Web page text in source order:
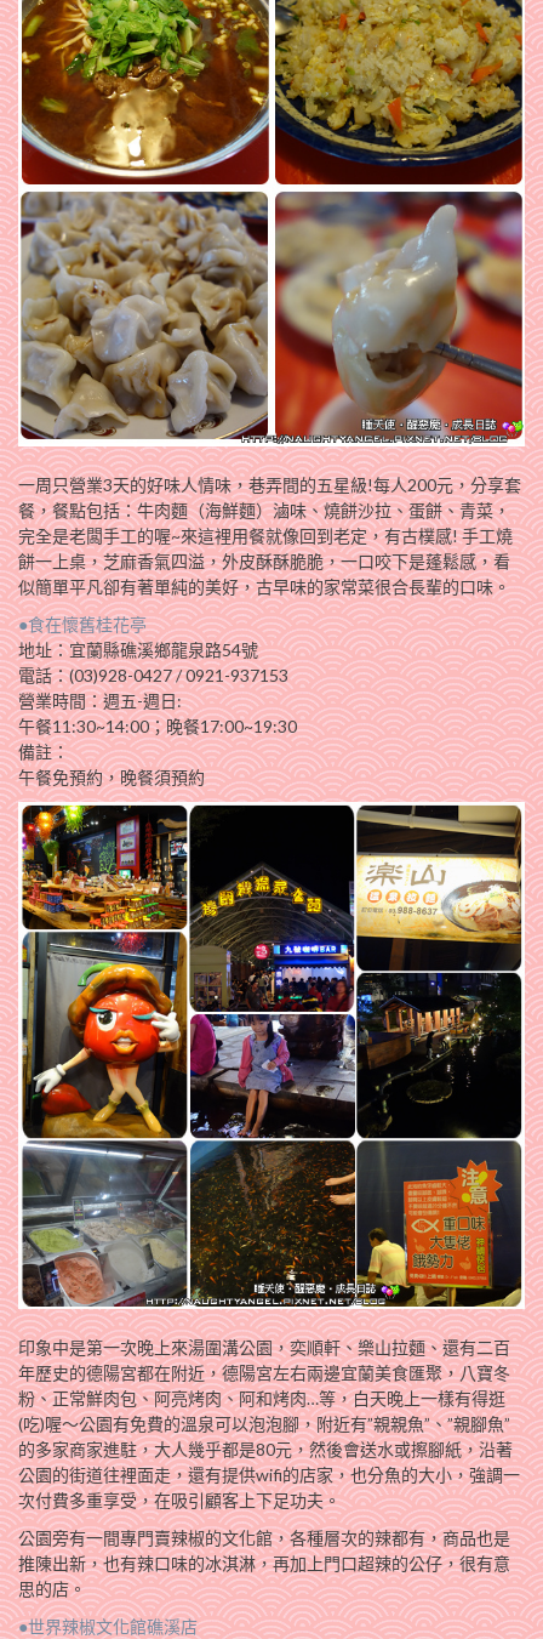
一周只營業3天的好味人情味，巷弄間的五星級!每人200元，分享套
餐，餐點包括：牛肉麵（海鮮麵）滷味、燒餅沙拉、蛋餅、青菜，
完全是老闆手工的喔~來這裡用餐就像回到老定，有古樸感! 手工燒
餅一上桌，芝麻香氣四溢，外皮酥酥脆脆，一口咬下是蓬鬆感，看
似簡單平凡卻有著單純的美好，古早味的家常菜很合長輩的口味。
●食在懷舊桂花亭
地址：宜蘭縣礁溪鄉龍泉路54號
電話：(03)928-0427 / 0921-937153
營業時間：週五-週日:
午餐11:30~14:00；晚餐17:00~19:30
備註：
午餐免預約，晚餐須預約
印象中是第一次晚上來湯圍溝公園，奕順軒、樂山拉麵、還有二百
年歷史的德陽宮都在附近，德陽宮左右兩邊宜蘭美食匯聚，八寶冬
粉、正常鮮肉包、阿亮烤肉、阿和烤肉…等，白天晚上一樣有得逛
(吃)喔～公園有免費的溫泉可以泡泡腳，附近有”親親魚”、”親腳魚”
的多家商家進駐，大人幾乎都是80元，然後會送水或擦腳紙，沿著
公園的街道往裡面走，還有提供wifi的店家，也分魚的大小，強調一
次付費多重享受，在吸引顧客上下足功夫。
公園旁有一間專門賣辣椒的文化館，各種層次的辣都有，商品也是
推陳出新，也有辣口味的冰淇淋，再加上門口超辣的公仔，很有意
思的店。
●世界辣椒文化館礁溪店